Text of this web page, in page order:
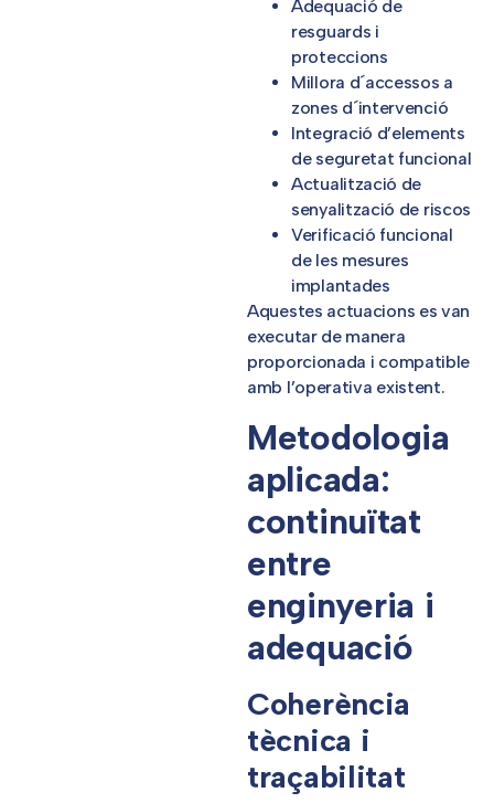
Adequació de
resguards i
proteccions
Millora d´accessos a
zones d´intervenció
Integració d’elements
de seguretat funcional
Actualització de
senyalització de riscos
Verificació funcional
de les mesures
implantades
Aquestes actuacions es van
executar de manera
proporcionada i compatible
amb l’operativa existent.
Metodologia
aplicada:
continuïtat
entre
enginyeria i
adequació
Coherència
tècnica i
traçabilitat